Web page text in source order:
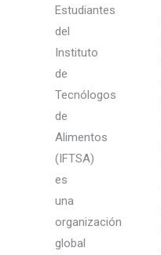
Estudiantes
del
Instituto
de
Tecnólogos
de
Alimentos
(IFTSA)
es
una
organización
global